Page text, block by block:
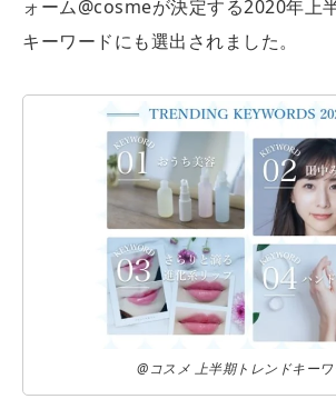
ォーム@cosmeが決定する2020年上
キーワードにも選出されました。
@コスメ 上半期トレンドキー